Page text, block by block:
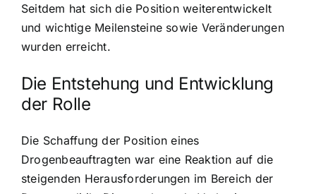
Seitdem hat sich die Position weiterentwickelt
und wichtige Meilensteine sowie Veränderungen
wurden erreicht.
Die Entstehung und Entwicklung
der Rolle
Die Schaffung der Position eines
Drogenbeauftragten war eine Reaktion auf die
steigenden Herausforderungen im Bereich der